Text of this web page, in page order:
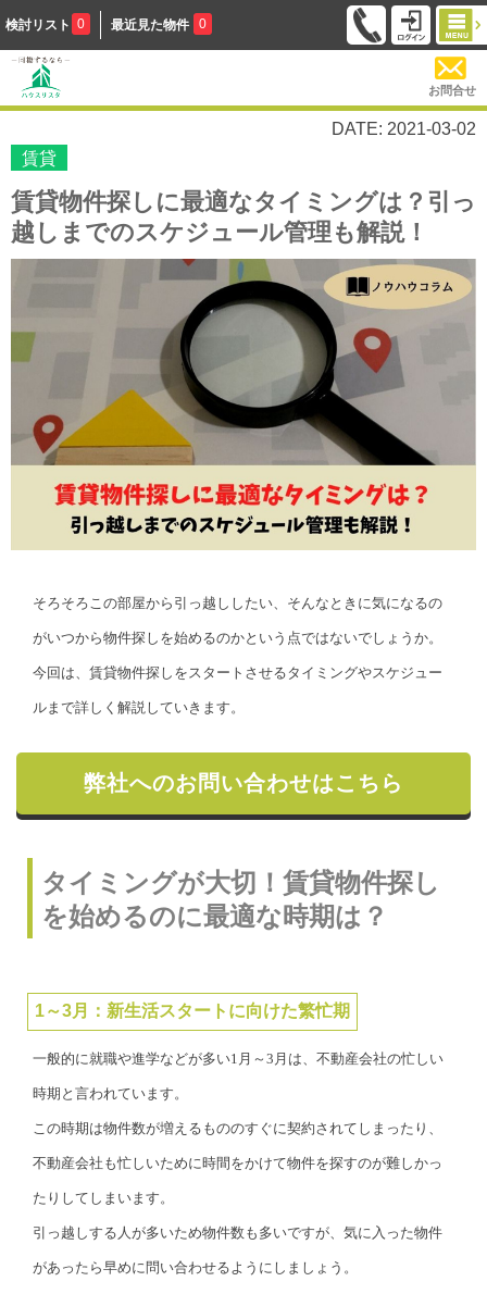
検討リスト 0 最近見た物件 0
お問合せ
DATE: 2021-03-02
賃貸
賃貸物件探しに最適なタイミングは？引っ
越しまでのスケジュール管理も解説！
そろそろこの部屋から引っ越ししたい、そんなときに気になるの
がいつから物件探しを始めるのかという点ではないでしょうか。
今回は、賃貸物件探しをスタートさせるタイミングやスケジュー
ルまで詳しく解説していきます。
弊社へのお問い合わせはこちら
タイミングが大切！賃貸物件探し
を始めるのに最適な時期は？
1～3月：新生活スタートに向けた繁忙期
一般的に就職や進学などが多い1月～3月は、不動産会社の忙しい
時期と言われています。
この時期は物件数が増えるもののすぐに契約されてしまったり、
不動産会社も忙しいために時間をかけて物件を探すのが難しかっ
たりしてしまいます。
引っ越しする人が多いため物件数も多いですが、気に入った物件
があったら早めに問い合わせるようにしましょう。